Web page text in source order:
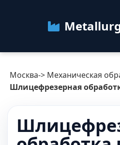
Москва
О сервисе
Москва-> Механическая
Шлицефрезерная